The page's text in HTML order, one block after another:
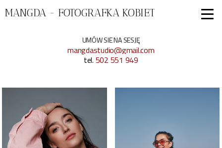
MANGDA - FOTOGRAFKA KOBIET
UMÓW SIE NA SESJĘ
mangdastudio@gmail.com
tel. 502 551 949